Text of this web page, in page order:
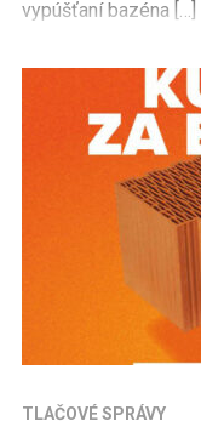
vypúšťaní bazéna […]
TLAČOVÉ SPRÁVY